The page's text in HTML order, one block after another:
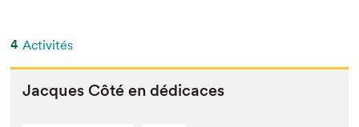
4 Activités
Jacques Côté en dédicaces